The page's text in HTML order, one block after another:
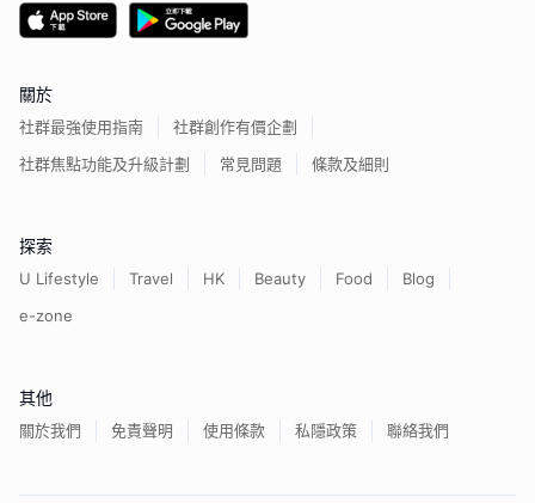
關於
社群最強使用指南
社群創作有價企劃
社群焦點功能及升級計劃
常見問題 條款及細則
探索
U Lifestyle Travel HK Beauty Food
Blog
e-zone
其他
關於我們 免責聲明 使用條款 私隱政策 聯絡我們